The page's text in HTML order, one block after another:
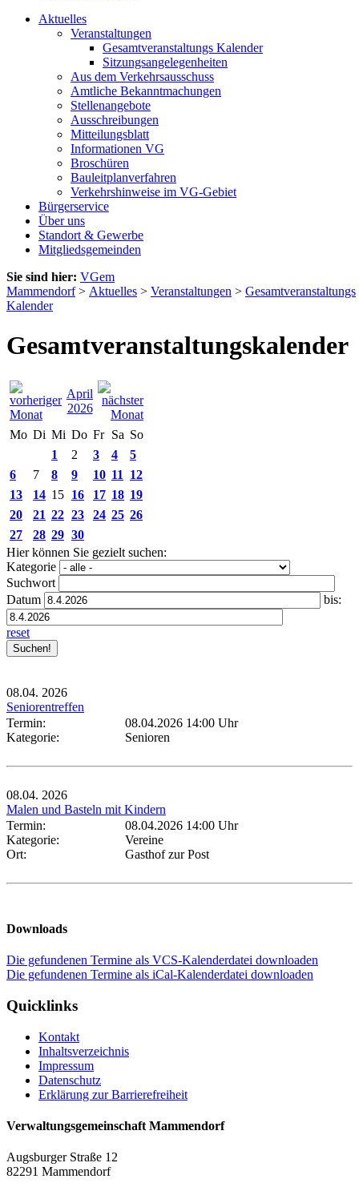
Aktuelles
Veranstaltungen
Gesamtveranstaltungs Kalender
Sitzungsangelegenheiten
Aus dem Verkehrsausschuss
Amtliche Bekanntmachungen
Stellenangebote
Ausschreibungen
Mitteilungsblatt
Informationen VG
Broschüren
Bauleitplanverfahren
Verkehrshinweise im VG-Gebiet
Bürgerservice
Über uns
Standort & Gewerbe
Mitgliedsgemeinden
Sie sind hier: VGem
Mammendorf> Aktuelles > Veranstaltungen > Gesamtveranstaltungs
Kalender
Gesamtveranstaltungskalender
April
2026
Mo Di Mi Do Fr Sa So
1
2 3 4
5
6
7 8 9 10 11
12
13
14 15 16 17 18 19
20
21 22 23 24 25 26
27
28 29 30
Hier können Sie gezielt suchen:
Kategorie
Suchwort
Datum
bis:
reset
08.04. 2026
Seniorentreffen
Termin:
08.04.2026 14:00 Uhr
Kategorie:
Senioren
08.04. 2026
Malen und Basteln mit Kindern
Termin:
08.04.2026 14:00 Uhr
Kategorie:
Vereine
Ort:
Gasthof zur Post
Downloads
Die gefundenen Termine als VCS-Kalenderdatei downloaden
Die gefundenen Termine als iCal-Kalenderdatei downloaden
Quicklinks
Kontakt
Inhaltsverzeichnis
Impressum
Datenschutz
Erklärung zur Barrierefreiheit
Verwaltungsgemeinschaft Mammendorf
Augsburger Straße 12
82291 Mammendorf